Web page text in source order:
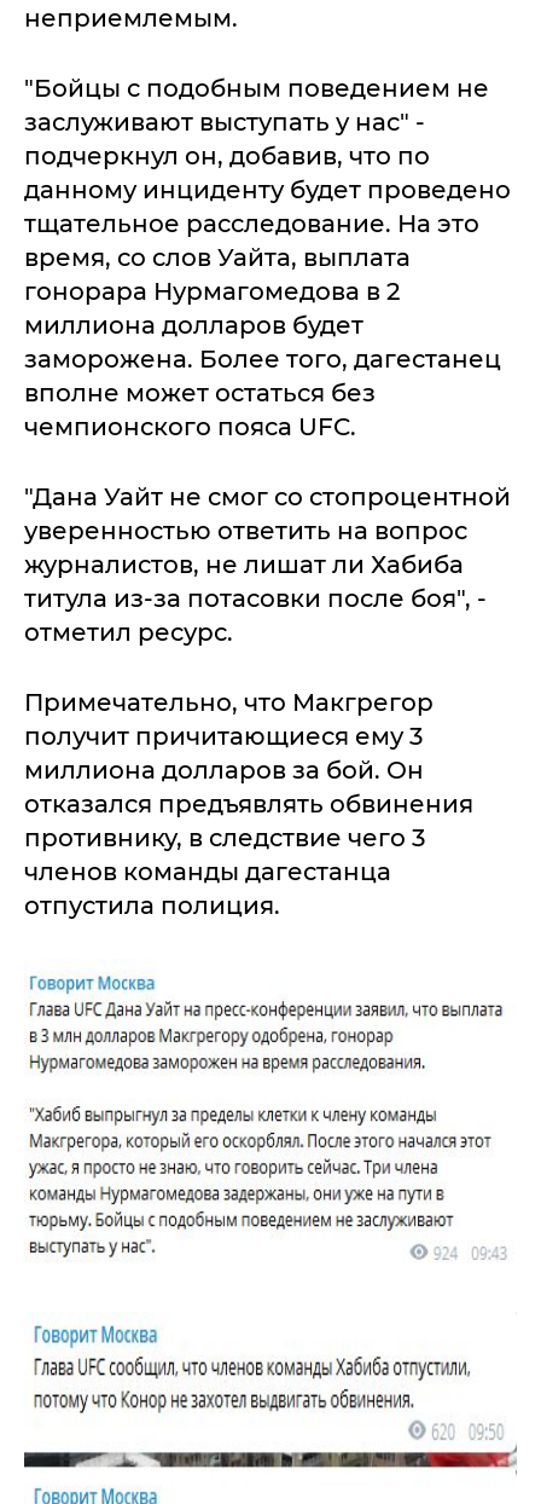
неприемлемым.
"Бойцы с подобным поведением не
заслуживают выступать у нас" -
подчеркнул он, добавив, что по
данному инциденту будет проведено
тщательное расследование. На это
время, со слов Уайта, выплата
гонорара Нурмагомедова в 2
миллиона долларов будет
заморожена. Более того, дагестанец
вполне может остаться без
чемпионского пояса UFC.
"Дана Уайт не смог со стопроцентной
уверенностью ответить на вопрос
журналистов, не лишат ли Хабиба
титула из-за потасовки после боя", -
отметил ресурс.
Примечательно, что Макгрегор
получит причитающиеся ему 3
миллиона долларов за бой. Он
отказался предъявлять обвинения
противнику, в следствие чего 3
членов команды дагестанца
отпустила полиция.